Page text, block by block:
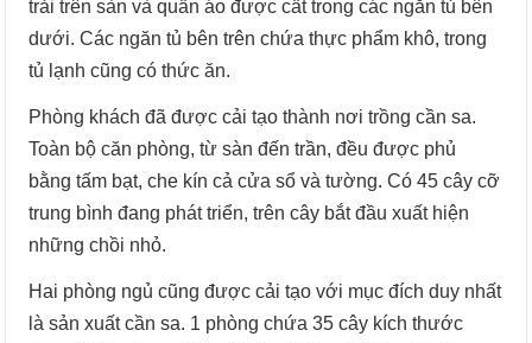
trải trên sàn và quần áo được cất trong các ngăn tủ bên
dưới. Các ngăn tủ bên trên chứa thực phẩm khô, trong
tủ lạnh cũng có thức ăn.
Phòng khách đã được cải tạo thành nơi trồng cần sa.
Toàn bộ căn phòng, từ sàn đến trần, đều được phủ
bằng tấm bạt, che kín cả cửa sổ và tường. Có 45 cây cỡ
trung bình đang phát triển, trên cây bắt đầu xuất hiện
những chồi nhỏ.
Hai phòng ngủ cũng được cải tạo với mục đích duy nhất
là sản xuất cần sa. 1 phòng chứa 35 cây kích thước